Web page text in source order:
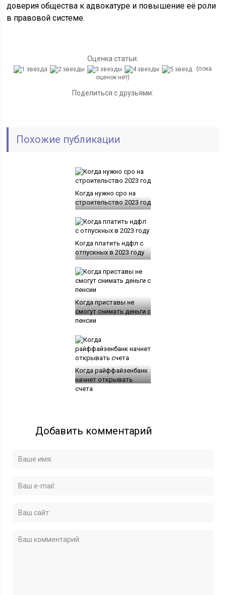
доверия общества к адвокатуре и повышение её роли
в правовой системе.
Оценка статьи:
(пока
оценок нет)
Поделиться с друзьями:
Похожие публикации
Когда нужно сро на
строительство 2023 год
Когда платить ндфл с
отпускных в 2023 году
Когда приставы не
смогут снимать деньги с
пенсии
Когда райффайзенбанк
начнет открывать
счета
Добавить комментарий